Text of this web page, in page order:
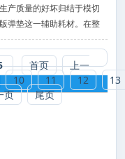
产质量的好坏归结于模切
弹垫这一辅助耗材。在整
弹性海绵，却是控制排
生产实践证明，同款刀
首页
上一
10 11 12
13
页
尾页